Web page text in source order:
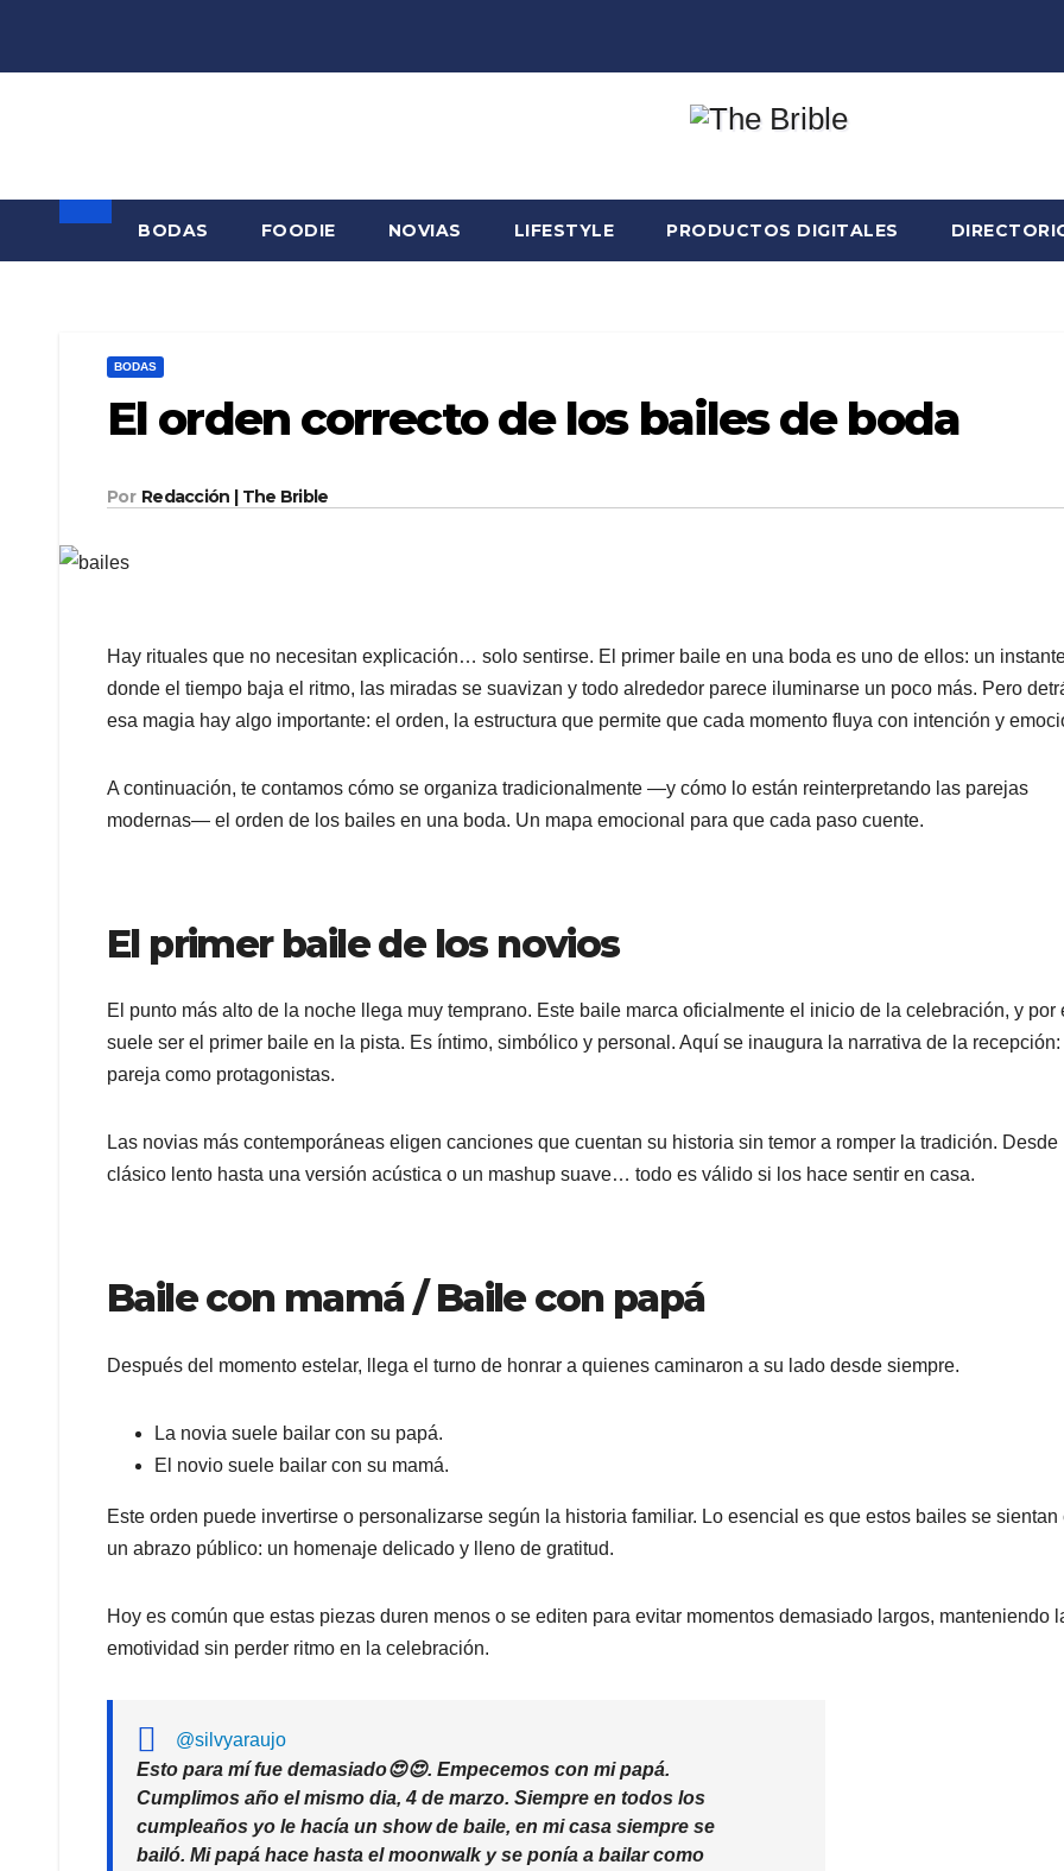
BODAS FOODIE NOVIAS LIFESTYLE PRODUCTOS DIGITALES
BODAS
El orden correcto de los bailes de boda
Por Redacción | The Brible
Hay rituales que no necesitan explicación… solo sentirse. El primer baile en una boda es uno de ellos: un
donde el tiempo baja el ritmo, las miradas se suavizan y todo alrededor parece iluminarse un poco más. Pero
esa magia hay algo importante: el orden, la estructura que permite que cada momento fluya con intención y
A continuación, te contamos cómo se organiza tradicionalmente —y cómo lo están reinterpretando las parejas
modernas— el orden de los bailes en una boda. Un mapa emocional para que cada paso cuente.
El primer baile de los novios
El punto más alto de la noche llega muy temprano. Este baile marca oficialmente el inicio de la celebración, y por
suele ser el primer baile en la pista. Es íntimo, simbólico y personal. Aquí se inaugura la narrativa de la recepción:
pareja como protagonistas.
Las novias más contemporáneas eligen canciones que cuentan su historia sin temor a romper la tradición. Desde
clásico lento hasta una versión acústica o un mashup suave… todo es válido si los hace sentir en casa.
Baile con mamá / Baile con papá
Después del momento estelar, llega el turno de honrar a quienes caminaron a su lado desde siempre.
La novia suele bailar con su papá.
El novio suele bailar con su mamá.
Este orden puede invertirse o personalizarse según la historia familiar. Lo esencial es que estos bailes se sientan
un abrazo público: un homenaje delicado y lleno de gratitud.
Hoy es común que estas piezas duren menos o se editen para evitar momentos demasiado largos, manteniendo
emotividad sin perder ritmo en la celebración.
@silvyaraujo
Esto para mí fue demasiado😍😍. Empecemos con mi papá.
Cumplimos año el mismo dia, 4 de marzo. Siempre en todos los
cumpleaños yo le hacía un show de baile, en mi casa siempre se
bailó. Mi papá hace hasta el moonwalk y se ponía a bailar como